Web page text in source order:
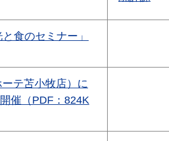
食のセミナー」
テ苫小牧店）に
催（PDF：824K